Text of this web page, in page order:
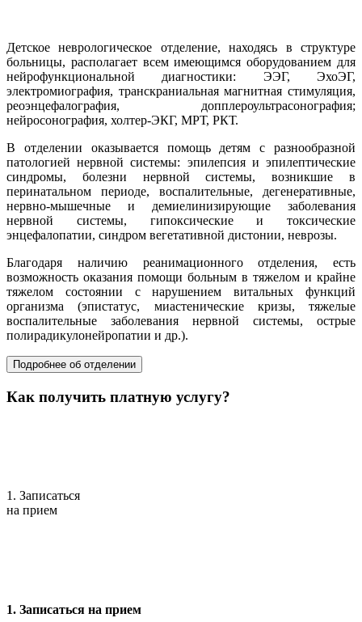
Детское неврологическое отделение, находясь в структуре
больницы, располагает всем имеющимся оборудованием для
нейрофункциональной диагностики: ЭЭГ, ЭхоЭГ,
электромиография, транскраниальная магнитная стимуляция,
реоэнцефалография, допплероультрасонография;
нейросонография, холтер-ЭКГ, МРТ, РКТ.
В отделении оказывается помощь детям с разнообразной
патологией нервной системы: эпилепсия и эпилептические
синдромы, болезни нервной системы, возникшие в
перинатальном периоде, воспалительные, дегенеративные,
нервно-мышечные и демиелинизирующие заболевания
нервной системы, гипоксические и токсические
энцефалопатии, синдром вегетативной дистонии, неврозы.
Благодаря наличию реанимационного отделения, есть
возможность оказания помощи больным в тяжелом и крайне
тяжелом состоянии с нарушением витальных функций
организма (эпистатус, миастенические кризы, тяжелые
воспалительные заболевания нервной системы, острые
полирадикулонейропатии и др.).
Подробнее об отделении
Как получить платную услугу?
1. Записаться
на прием
1. Записаться на прием